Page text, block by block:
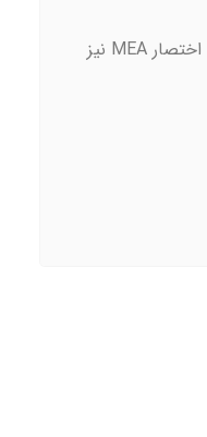
معرفی مونو اتانول آمین مونو اتانول آمین که به اختصار MEA نیز